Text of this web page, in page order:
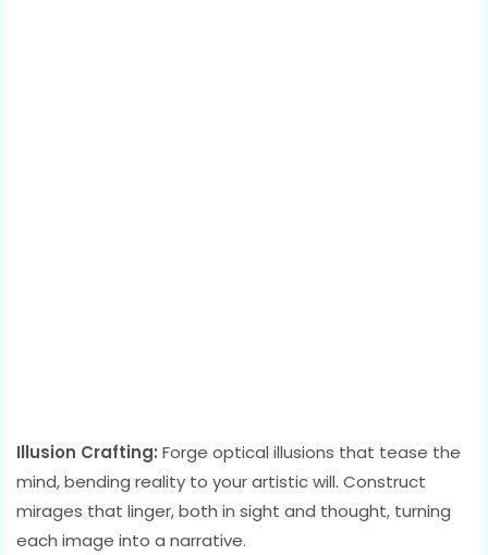
Illusion Crafting: Forge optical illusions that tease the
mind, bending reality to your artistic will. Construct
mirages that linger, both in sight and thought, turning
each image into a narrative.